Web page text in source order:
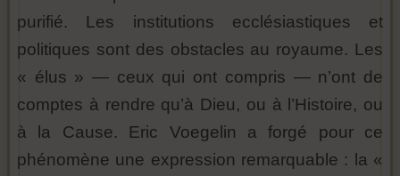
purifié. Les institutions ecclésiastiques et
politiques sont des obstacles au royaume. Les
« élus » — ceux qui ont compris — n’ont de
comptes à rendre qu’à Dieu, ou à l’Histoire, ou
à la Cause. Eric Voegelin a forgé pour ce
phénomène une expression remarquable : la «